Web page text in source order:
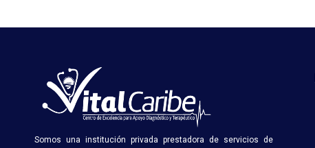
Somos una institución privada prestadora de servicios de